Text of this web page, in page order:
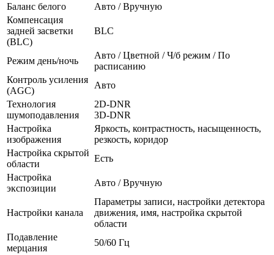
Баланс белого
Авто / Вручную
Компенсация
задней засветки
(BLC)
BLC
Режим день/ночь
Авто / Цветной / Ч/б режим / По
расписанию
Контроль усиления
(AGC)
Авто
Технология
шумоподавления
2D-DNR
3D-DNR
Настройка
изображения
Яркость, контрастность, насыщенность,
резкость, коридор
Настройка скрытой
области
Есть
Настройка
экспозиции
Авто / Вручную
Настройки канала
Параметры записи, настройки детектора
движения, имя, настройка скрытой
области
Подавление
мерцания
50/60 Гц